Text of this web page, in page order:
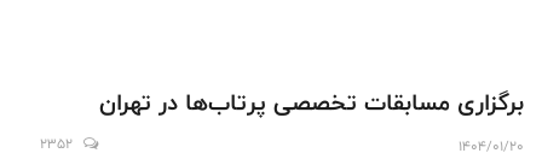
برگزاری مسابقات تخصصی پرتاب‌ها در تهران
1404/01/20
2352